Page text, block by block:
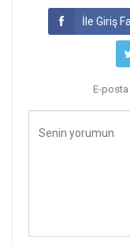
İle Giriş
E-posta